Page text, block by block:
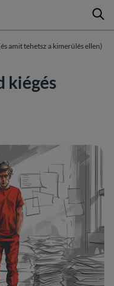
amit tehetsz a kimerülés ellen)
kiégés